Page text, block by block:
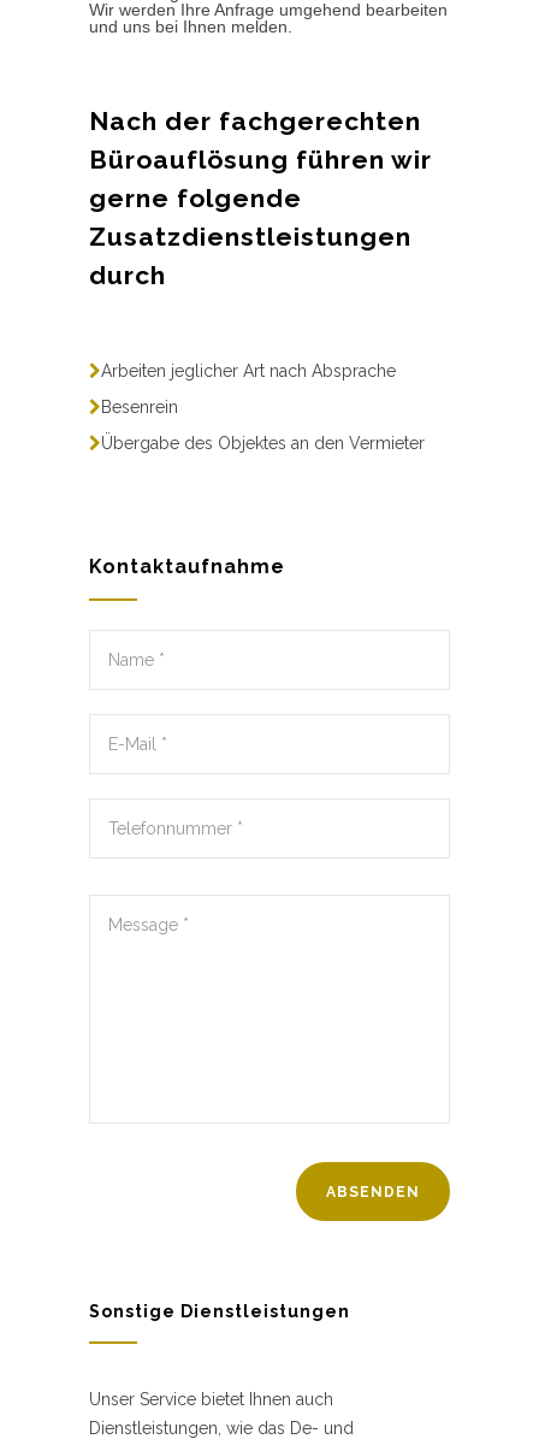
Wir werden Ihre Anfrage umgehend bearbeiten
und uns bei Ihnen melden.
Nach der fachgerechten
Büroauflösung führen wir
gerne folgende
Zusatzdienstleistungen
durch
Arbeiten jeglicher Art nach Absprache
Besenrein
Übergabe des Objektes an den Vermieter
Kontaktaufnahme
Sonstige Dienstleistungen
Unser Service bietet Ihnen auch
Dienstleistungen, wie das De- und